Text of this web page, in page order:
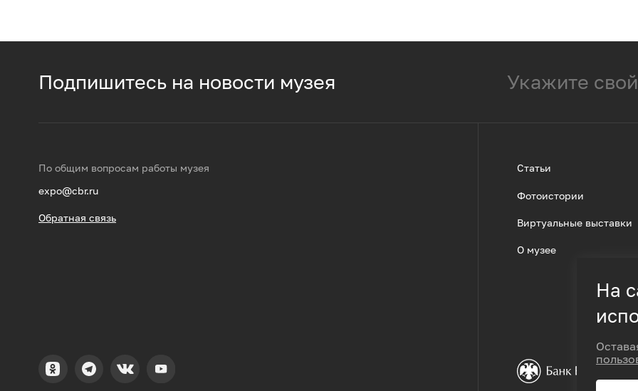
Подпишитесь на новости музея
По общим вопросам работы музея
expo@cbr.ru
Обратная связь
Статьи
Фотоистории
Виртуальные выставки
О музее
На